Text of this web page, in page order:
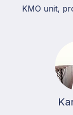
KMO unit,